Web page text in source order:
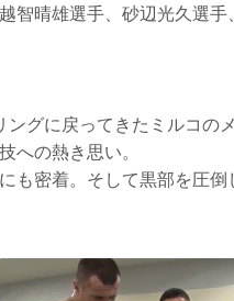
智晴雄選手、砂辺光久選手
グに戻ってきたミルコの
への熱き思い。
も密着。そして黒部を圧倒